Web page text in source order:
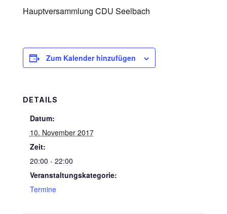
Hauptversammlung CDU Seelbach
Zum Kalender hinzufügen
DETAILS
Datum:
10. November 2017
Zeit:
20:00 - 22:00
Veranstaltungskategorie:
Termine